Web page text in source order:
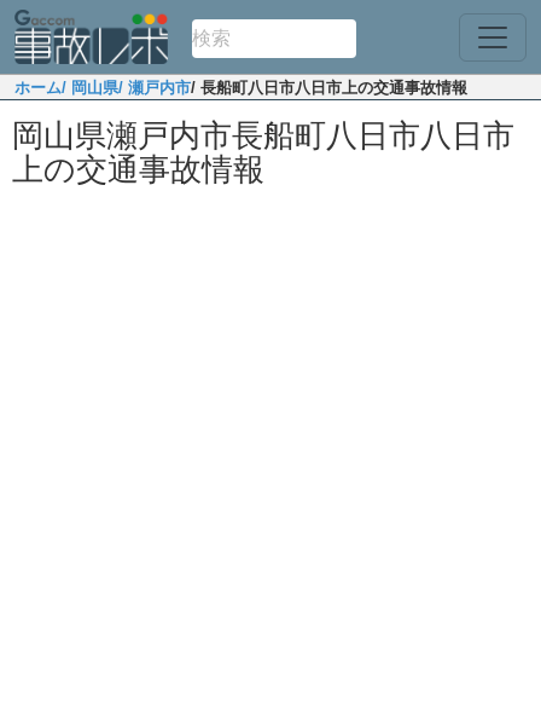
ホーム/ 岡山県/ 瀬戸内市/ 長船町八日市八日市上の交通事故情報
岡山県瀬戸内市長船町八日市八日市
上の交通事故情報